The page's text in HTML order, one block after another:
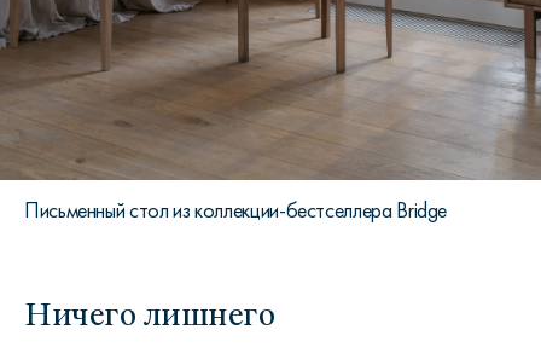
Письменный стол из коллекции-бестселлера Bridge
Ничего лишнего